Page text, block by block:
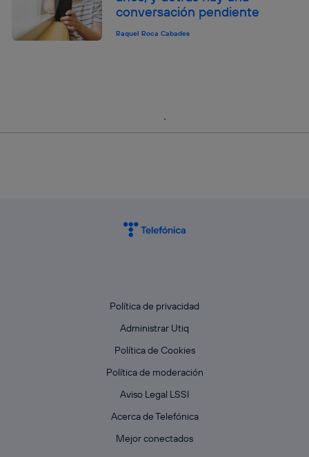
conversación pendiente
Raquel Roca Cabades
Política de privacidad
Administrar Utiq
Política de Cookies
Política de moderación
Aviso Legal LSSI
Acerca de Telefónica
Mejor conectados